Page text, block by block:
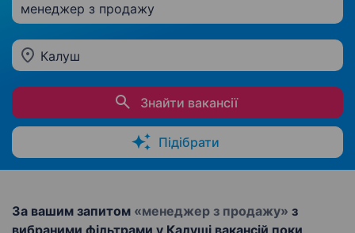
менеджер з продажу
Калуш
Знайти вакансії
Підібрати
За вашим запитом «менеджер з продажу» з
вибраними фільтрами у Калуші вакансій поки